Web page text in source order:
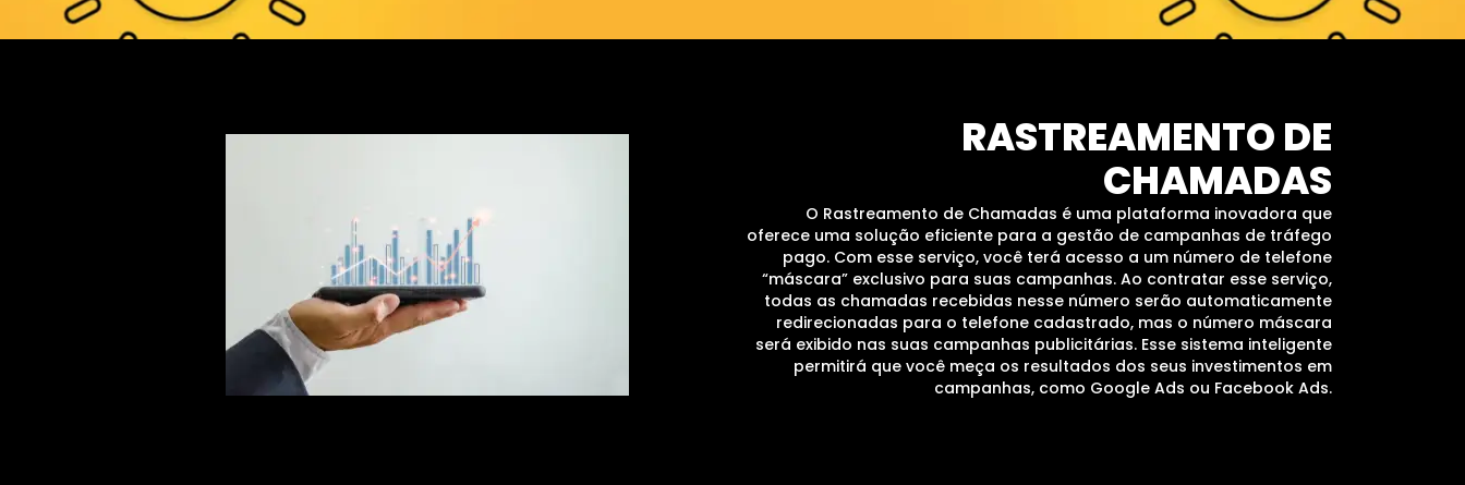
RASTREAMENTO DE
CHAMADAS
O Rastreamento de Chamadas é uma plataforma inovadora que
oferece uma solução eficiente para a gestão de campanhas de tráfego
pago. Com esse serviço, você terá acesso a um número de telefone
“máscara” exclusivo para suas campanhas. Ao contratar esse serviço,
todas as chamadas recebidas nesse número serão automaticamente
redirecionadas para o telefone cadastrado, mas o número máscara
será exibido nas suas campanhas publicitárias. Esse sistema inteligente
permitirá que você meça os resultados dos seus investimentos em
campanhas, como Google Ads ou Facebook Ads.